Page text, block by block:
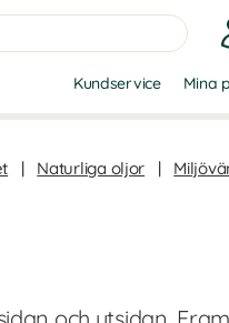
Kundservice Mina
| Naturliga oljor |